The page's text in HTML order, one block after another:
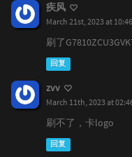
疾风
March 21st, 2023 at
刷了
回复
zvv
March 11th, 2023 at
刷不了，卡logo
回复